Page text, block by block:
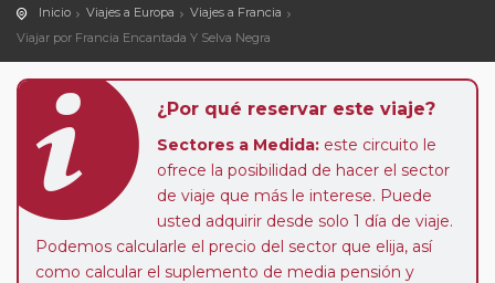
Inicio Viajes a Europa
Viajes a Francia
Viajar por Francia Encantada Y Selva Negra
¿Por qué reservar este viaje?
Sectores a Medida: este circuito le
ofrece la posibilidad de hacer el sector
de viaje que más le interese. Puede
usted adquirir desde solo 1 día de viaje.
Podemos calcularle el precio del sector que elija, así
como calcular el suplemento de media pensión y